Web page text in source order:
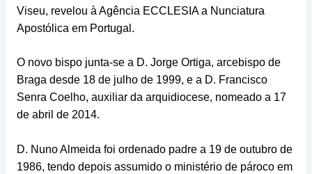
Viseu, revelou à Agência ECCLESIA a Nunciatura
Apostólica em Portugal.
O novo bispo junta-se a D. Jorge Ortiga, arcebispo de
Braga desde 18 de julho de 1999, e a D. Francisco
Senra Coelho, auxiliar da arquidiocese, nomeado a 17
de abril de 2014.
D. Nuno Almeida foi ordenado padre a 19 de outubro de
1986, tendo depois assumido o ministério de pároco em